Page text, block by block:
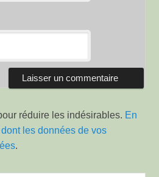
réduire les indésirables. En
les données de vos
.